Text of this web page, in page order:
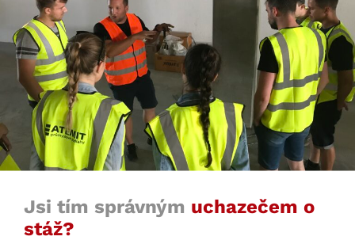
Jsi tím správným uchazečem o
stáž?